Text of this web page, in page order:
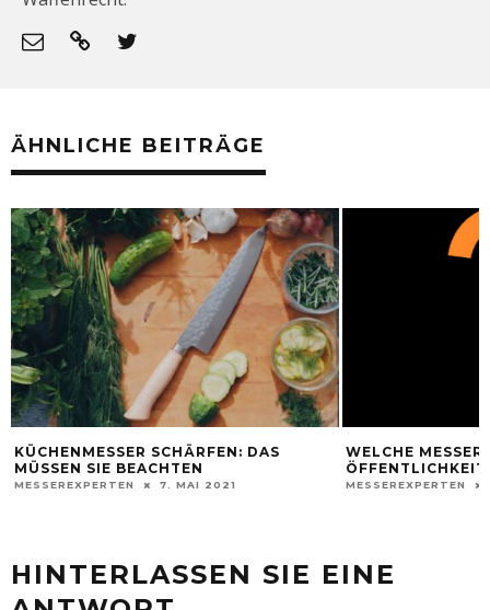
ÄHNLICHE BEITRÄGE
KÜCHENMESSER SCHÄRFEN: DAS
MÜSSEN SIE BEACHTEN
MESSEREXPERTEN 7. MAI 2021
WELCHE
ÖFFENTLICHKEIT
MESSEREXPERTEN
HINTERLASSEN SIE EINE